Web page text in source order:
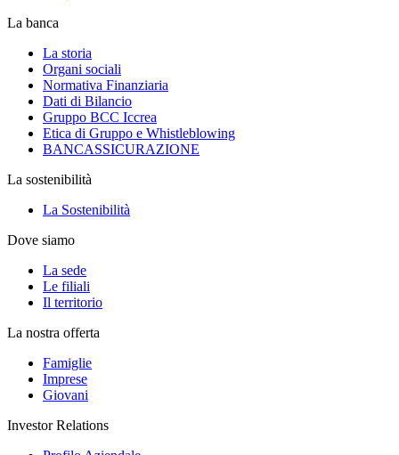
La banca
La storia
Organi sociali
Normativa Finanziaria
Dati di Bilancio
Gruppo BCC Iccrea
Etica di Gruppo e Whistleblowing
BANCASSICURAZIONE
La sostenibilità
La Sostenibilità
Dove siamo
La sede
Le filiali
Il territorio
La nostra offerta
Famiglie
Imprese
Giovani
Investor Relations